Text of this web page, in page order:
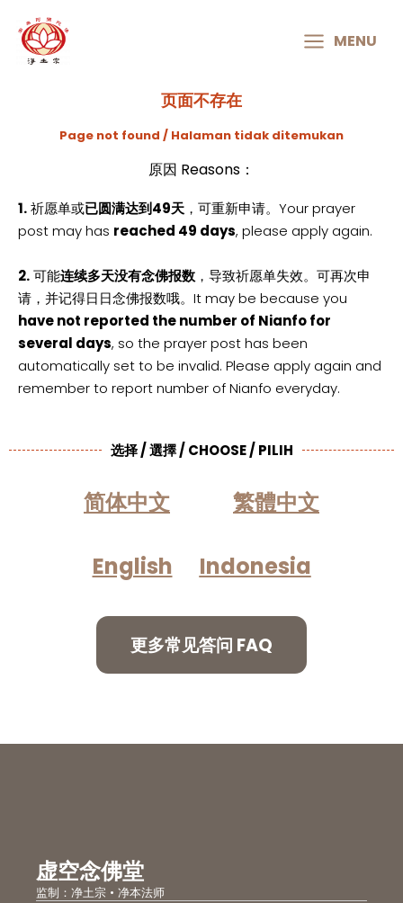
MENU
MENU
页面不存在
Page not found / Halaman tidak ditemukan
原因 Reasons：
1.祈愿单或已圆满达到49天 ，可重新申请。Your prayer
post may has reached 49 days, please apply again.
2.可能连续多天没有念佛报数 ，导致祈愿单失效。可再次申
请，并记得日日念佛报数哦。It may be because you
have not reported the number of Nianfo for
several days, so the prayer post has been
automatically set to be invalid. Please apply again and
remember to report number of Nianfo everyday.
选择 / 選擇 / CHOOSE / PILIH
简体中文 繁體中文
English Indonesia
更多常见答问 FAQ
虚空念佛堂
监制：净土宗 • 净本法师